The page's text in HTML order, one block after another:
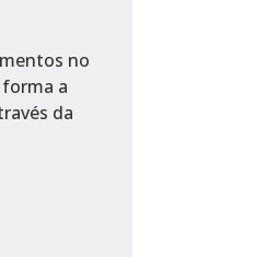
no
a
da